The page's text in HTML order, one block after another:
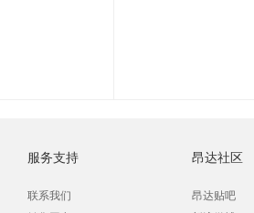
服务支持
联系我们
昂达社区
昂达贴吧